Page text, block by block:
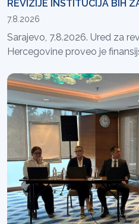
REVIZIJE INSTITUCIJA BIH
7.8.2026
Sarajevo, 7.8.2026. Ured za
Hercegovine proveo je